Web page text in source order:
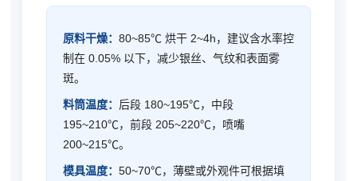
原料干燥： 80~85℃ 烘干 2~4h，建议含水率控
制在 0.05% 以下，减少银丝、气纹和表面雾
斑。
料筒温度： 后段 180~195℃，中段
195~210℃，前段 205~220℃，喷嘴
200~215℃。
模具温度： 50~70℃，薄壁或外观件可根据填